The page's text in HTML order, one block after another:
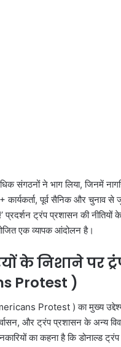
संगठनों ने भाग लिया, जिनमें
पूर्व सैनिक और चुनाव से
ट्रंप प्रशासन की नीतियों
एक व्यापक आंदोलन है।
के निशाने पर
Protest )
Protest ) का मुख्य उद्देश्य
और ट्रंप प्रशासन के अन्य
का कहना है कि डोनाल्ड